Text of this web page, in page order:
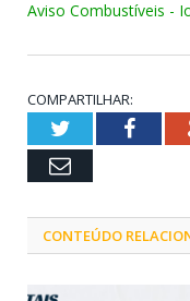
Aviso Combustíveis -
COMPARTILHAR:
Twitter
Email
CONTEÚDO